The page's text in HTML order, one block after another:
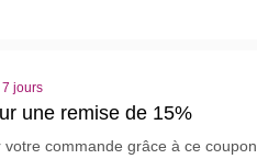
jours
une remise de 15%
commande grâce à ce coupon